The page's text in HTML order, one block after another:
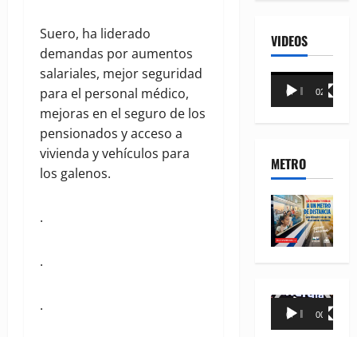
Suero, ha liderado
demandas por aumentos
salariales, mejor seguridad
para el personal médico,
mejoras en el seguro de los
pensionados y acceso a
vivienda y vehículos para
los galenos.
.
.
.
VIDEOS
Reproductor
00:00 02:18
METRO
Reproductor
00:00 00:35